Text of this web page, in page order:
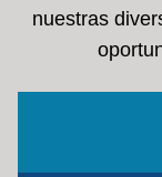
nuestras